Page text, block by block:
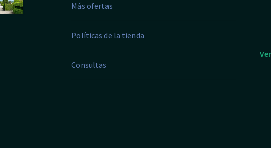
Más ofertas
Políticas de la tienda
Consultas